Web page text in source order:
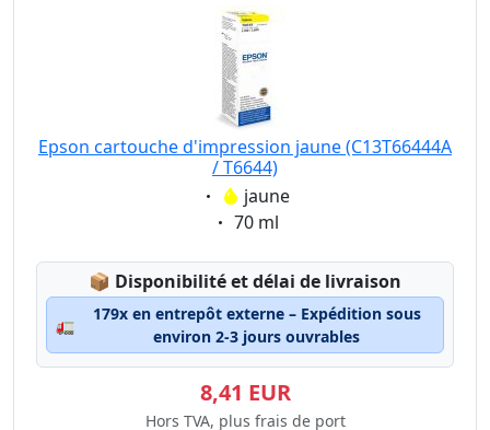
Epson cartouche d'impression jaune (C13T66444A
/ T6644)
Eigenschaft:
jaune
Eigenschaft:
70 ml
📦 Lagerstatus:
Disponibilité et délai de livraison
🚛
179x en entrepôt externe – Expédition sous
environ 2-3 jours ouvrables
8,41 EUR
Hors TVA, plus frais de port